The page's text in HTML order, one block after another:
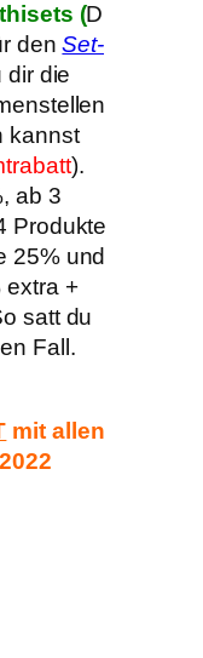
(D
denSet-
dir die
kannst
).
ab 3
Produkte
25% und
extra +
satt du
Fall.
mit allen